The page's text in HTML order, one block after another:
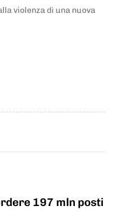
violenza di una nuova
197 mln posti